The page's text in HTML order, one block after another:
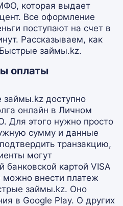
которая выдает
Все оформление
поступают на счет в
Рассказываем, как
Быстрые займы.kz.
оплаты
доступно
онлайн в Личном
Для этого нужно просто
сумму и данные
транзакцию,
могут
банковской картой VISA
можно внести платеж
займы.kz. Оно
в Google Play. О других